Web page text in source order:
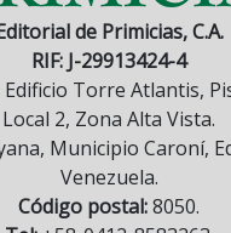
de Primicias, C.A.
RIF: J-29913424-4
Edificio Torre Atlantis,
Local 2, Zona Alta Vista.
Municipio Caroní,
Venezuela.
Código postal:8050.